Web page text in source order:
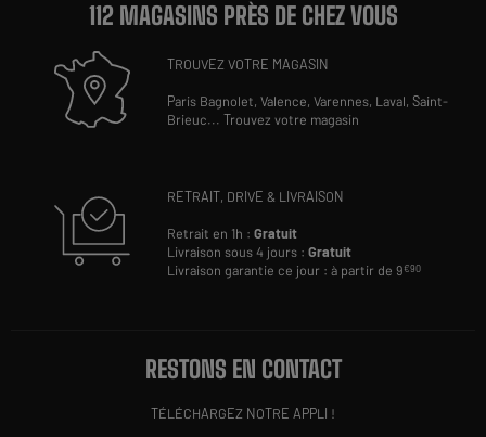
112 MAGASINS PRÈS DE CHEZ VOUS
TROUVEZ VOTRE MAGASIN
Paris Bagnolet,Valence,Varennes, Laval,Saint-
Brieuc...Trouvez votre magasin
RETRAIT, DRIVE & LIVRAISON
Retrait en 1h :Gratuit
Livraison sous 4 jours :Gratuit
Livraison garantie ce jour : à partir de 9€90
RESTONS EN CONTACT
TÉLÉCHARGEZ NOTRE APPLI !